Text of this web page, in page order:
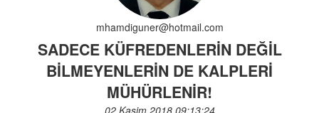
mhamdiguner@hotmail.com
SADECE KÜFREDENLERİN DEĞİL
BİLMEYENLERİN DE KALPLERİ
MÜHÜRLENİR!
02 Kasim 2018 09:13:24